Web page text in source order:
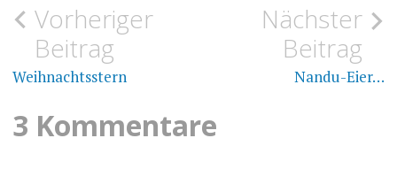
FÄRBEN
FRÄSEN
BRAUTEIER
EIER
Beitragsnavigation
Vorheriger
Beitrag
Weihnachtsstern
Nächster
Beitrag
Nandu-Eier…
3 Kommentare